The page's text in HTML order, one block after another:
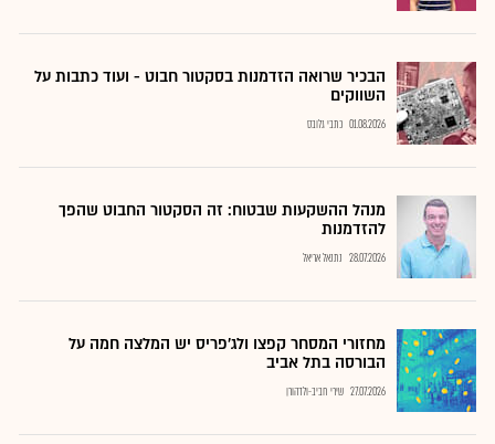
הבכיר שרואה הזדמנות בסקטור חבוט - ועוד כתבות על
השווקים
01.08.2026 כתבי גלובס
מנהל ההשקעות שבטוח: זה הסקטור החבוט שהפך
להזדמנות
28.07.2026 נתנאל אריאל
מחזורי המסחר קפצו ולג'פריס יש המלצה חמה על
הבורסה בתל אביב
27.07.2026 שירי חביב-ולדהורן